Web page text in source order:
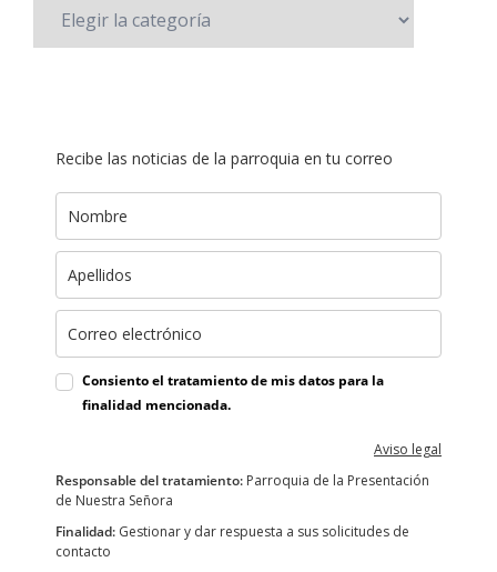
Recibe las noticias de la parroquia en tu correo
Consiento el tratamiento de mis datos para la
finalidad mencionada.
Aviso legal
Responsable del tratamiento: Parroquia de la Presentación
de Nuestra Señora
Finalidad: Gestionar y dar respuesta a sus solicitudes de
contacto